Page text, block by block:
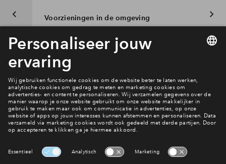
Voorzieningen in de omgeving
Interesse? Meld je dan snel aan
Hiermee blijf je op de hoogte van het belangrijkste nieuws en
eventuele projecten
Ja, ik wil mij aanmelden
Heb je een vraag en wil je direct antwoord? Bel ons op